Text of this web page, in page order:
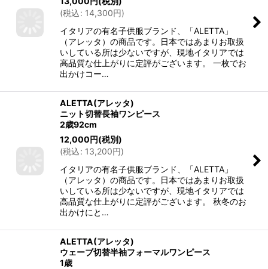
(税込: 14,300円)
イタリアの有名子供服ブランド、「ALETTA」
（アレッタ）の商品です。日本ではあまりお取扱
いしている所は少ないですが、現地イタリアでは
高品質な仕上がりに定評がございます。 一枚でお
出かけコー…
ALETTA(アレッタ)
ニット切替長袖ワンピース
2歳92cm
12,000円(税別)
(税込: 13,200円)
イタリアの有名子供服ブランド、「ALETTA」
（アレッタ）の商品です。日本ではあまりお取扱
いしている所は少ないですが、現地イタリアでは
高品質な仕上がりに定評がございます。 秋冬のお
出かけにと…
ALETTA(アレッタ)
ウェーブ切替半袖フォーマルワンピース
1歳